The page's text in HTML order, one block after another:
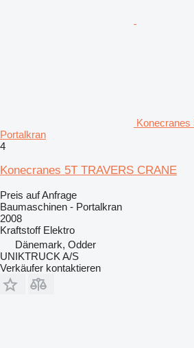
Konecranes
Portalkran
4
Konecranes 5T TRAVERS CRANE
Preis auf Anfrage
Baumaschinen - Portalkran
2008
Kraftstoff Elektro
Dänemark, Odder
UNIKTRUCK A/S
Verkäufer kontaktieren